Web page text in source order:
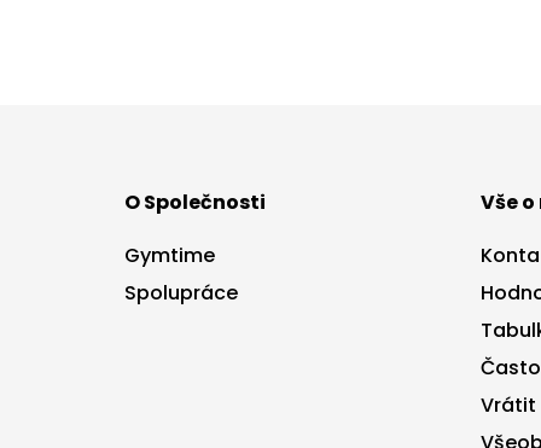
O Společnosti
Gymtime
Spolupráce
Vše
Vrátit